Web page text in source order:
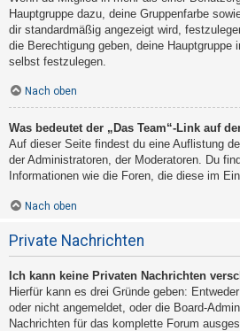
Hauptgruppe dazu, deine Gruppenfarbe
dir standardmäßig angezeigt wird,
die Berechtigung geben, deine Hauptgruppe
selbst festzulegen.
Nach oben
Was bedeutet der „Das Team“-Link auf
Auf dieser Seite findest du eine Auflistung
der Administratoren, der Moderatoren. Du
Informationen wie die Foren, die diese im
Nach oben
Private Nachrichten
Ich kann keine Privaten Nachrichten
Hierfür kann es drei Gründe geben:
oder nicht angemeldet, oder die Board-
Nachrichten für das komplette Forum